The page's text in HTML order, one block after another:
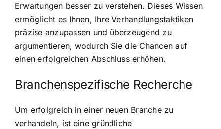
Erwartungen besser zu verstehen. Dieses Wissen
ermöglicht es Ihnen, Ihre Verhandlungstaktiken
präzise anzupassen und überzeugend zu
argumentieren, wodurch Sie die Chancen auf
einen erfolgreichen Abschluss erhöhen.
Branchenspezifische Recherche
Um erfolgreich in einer neuen Branche zu
verhandeln, ist eine gründliche